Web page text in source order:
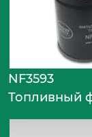
NF3593
Топливный